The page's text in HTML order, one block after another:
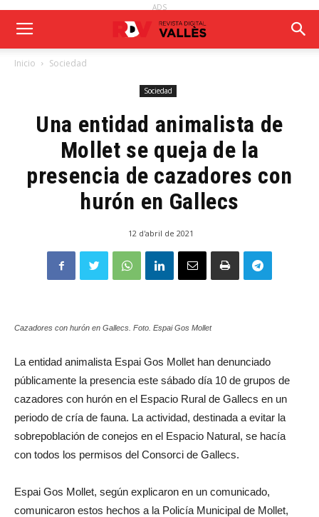
ADS
Inicio Sociedad
Sociedad
Una entidad animalista de
Mollet se queja de la
presencia de cazadores con
hurón en Gallecs
12 d'abril de 2021
Cazadores con hurón en Gallecs. Foto. Espai Gos Mollet
La entidad animalista Espai Gos Mollet han denunciado
públicamente la presencia este sábado día 10 de grupos de
cazadores con hurón en el Espacio Rural de Gallecs en un
periodo de cría de fauna. La actividad, destinada a evitar la
sobrepoblación de conejos en el Espacio Natural, se hacía
con todos los permisos del Consorci de Gallecs.
Espai Gos Mollet, según explicaron en un comunicado,
comunicaron estos hechos a la Policía Municipal de Mollet,